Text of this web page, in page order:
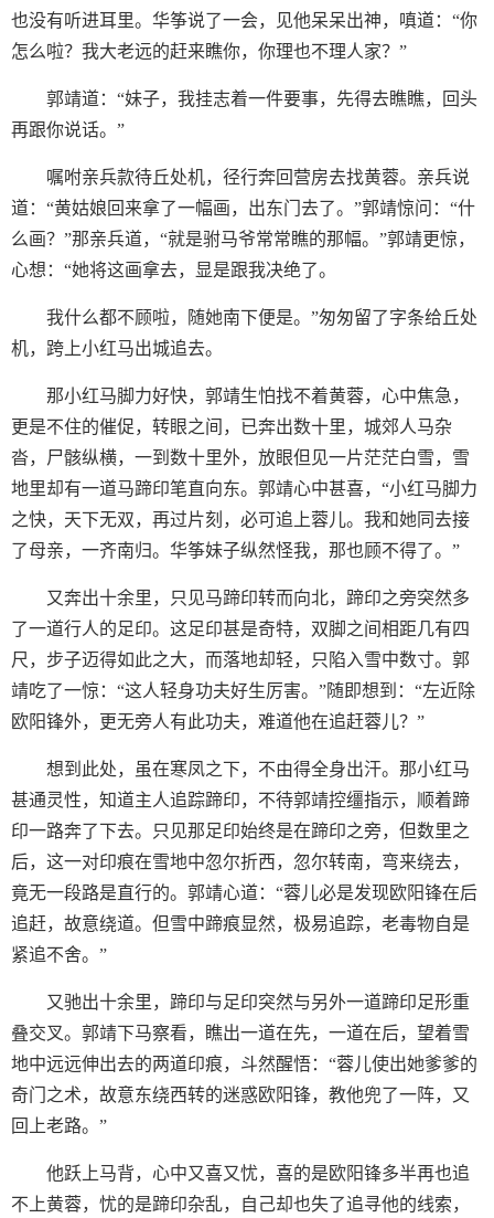
也没有听进耳里。华筝说了一会，见他呆呆出神，嗔道：“你
怎么啦？我大老远的赶来瞧你，你理也不理人家？”
郭靖道：“妹子，我挂志着一件要事，先得去瞧瞧，回头
再跟你说话。”
嘱咐亲兵款待丘处机，径行奔回营房去找黄蓉。亲兵说
道：“黄姑娘回来拿了一幅画，出东门去了。”郭靖惊问：“什
么画？”那亲兵道，“就是驸马爷常常瞧的那幅。”郭靖更惊，
心想：“她将这画拿去，显是跟我决绝了。
我什么都不顾啦，随她南下便是。”匆匆留了字条给丘处
机，跨上小红马出城追去。
那小红马脚力好快，郭靖生怕找不着黄蓉，心中焦急，
更是不住的催促，转眼之间，已奔出数十里，城郊人马杂
沓，尸骸纵横，一到数十里外，放眼但见一片茫茫白雪，雪
地里却有一道马蹄印笔直向东。郭靖心中甚喜，“小红马脚力
之快，天下无双，再过片刻，必可追上蓉儿。我和她同去接
了母亲，一齐南归。华筝妹子纵然怪我，那也顾不得了。”
又奔出十余里，只见马蹄印转而向北，蹄印之旁突然多
了一道行人的足印。这足印甚是奇特，双脚之间相距几有四
尺，步子迈得如此之大，而落地却轻，只陷入雪中数寸。郭
靖吃了一惊：“这人轻身功夫好生厉害。”随即想到：“左近除
欧阳锋外，更无旁人有此功夫，难道他在追赶蓉儿？”
想到此处，虽在寒凤之下，不由得全身出汗。那小红马
甚通灵性，知道主人追踪蹄印，不待郭靖控缰指示，顺着蹄
印一路奔了下去。只见那足印始终是在蹄印之旁，但数里之
后，这一对印痕在雪地中忽尔折西，忽尔转南，弯来绕去，
竟无一段路是直行的。郭靖心道：“蓉儿必是发现欧阳锋在后
追赶，故意绕道。但雪中蹄痕显然，极易追踪，老毒物自是
紧追不舍。”
又驰出十余里，蹄印与足印突然与另外一道蹄印足形重
叠交叉。郭靖下马察看，瞧出一道在先，一道在后，望着雪
地中远远伸出去的两道印痕，斗然醒悟：“蓉儿使出她爹爹的
奇门之术，故意东绕西转的迷惑欧阳锋，教他兜了一阵，又
回上老路。”
他跃上马背，心中又喜又忧，喜的是欧阳锋多半再也追
不上黄蓉，忧的是蹄印杂乱，自己却也失了追寻他的线索，